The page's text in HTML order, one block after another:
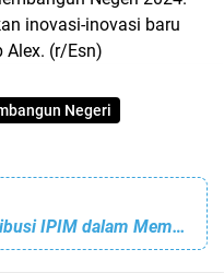
inovasi-inovasi baru
Alex. (r/Esn)
Negeri
Pemko Batam Apresiasi Kontribusi IPIM dalam Mempererat Persaudaraan Umat